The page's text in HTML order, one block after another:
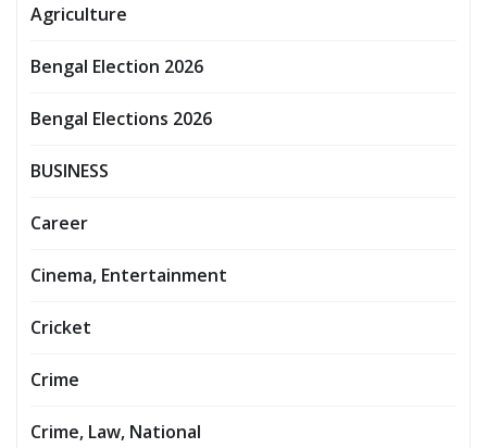
Agriculture
Bengal Election 2026
Bengal Elections 2026
BUSINESS
Career
Cinema, Entertainment
Cricket
Crime
Crime, Law, National